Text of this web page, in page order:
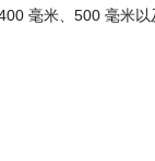
毫米、500 毫米以